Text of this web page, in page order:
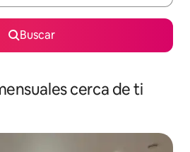
Buscar
cerca de ti